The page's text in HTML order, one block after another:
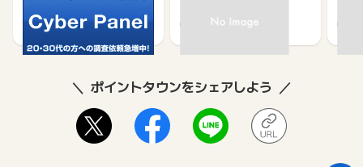
500 750 370 650
ポイントタウンをシェアしよう